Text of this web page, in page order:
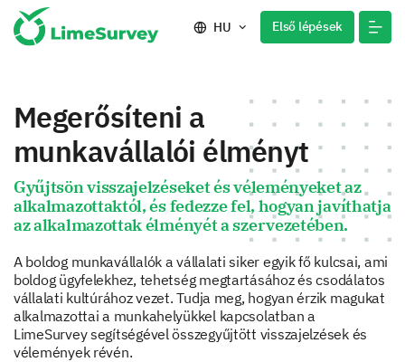
HU Első lépések
Megerősíteni a
munkavállalói élményt
Gyűjtsön visszajelzéseket és véleményeket az
alkalmazottaktól, és fedezze fel, hogyan javíthatja
az alkalmazottak élményét a szervezetében.
A boldog munkavállalók a vállalati siker egyik fő kulcsai, ami
boldog ügyfelekhez, tehetség megtartásához és csodálatos
vállalati kultúrához vezet. Tudja meg, hogyan érzik magukat
alkalmazottai a munkahelyükkel kapcsolatban a
LimeSurvey segítségével összegyűjtött visszajelzések és
vélemények révén.